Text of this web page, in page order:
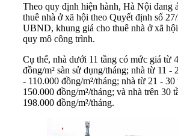
Theo quy định hiện hành, Hà Nội đang
thuê nhà ở xã hội theo Quyết định số
UBND, khung giá cho thuê nhà ở xã
quy mô công trình.
Cụ thể, nhà dưới 11 tầng có mức giá từ
đồng/m² sàn sử dụng/tháng; nhà từ 11 -
- 110.000 đồng/m²/tháng; nhà từ 21 -
150.000 đồng/m²/tháng; và nhà trên 30
198.000 đồng/m²/tháng.